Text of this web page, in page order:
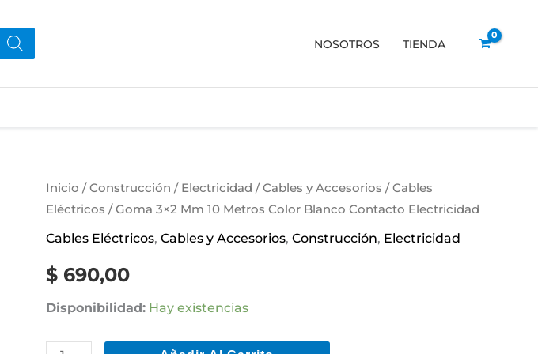
NOSOTROS TIENDA
Inicio /Construcción / Electricidad /Cables y Accesorios /Cables
Eléctricos / Goma 3×2 Mm 10 Metros Color Blanco Contacto Electricidad
Cables Eléctricos, Cables y Accesorios, Construcción, Electricidad
$690,00
Disponibilidad: Hay existencias
Goma
3x2
Mm
Metros
Color
Contacto